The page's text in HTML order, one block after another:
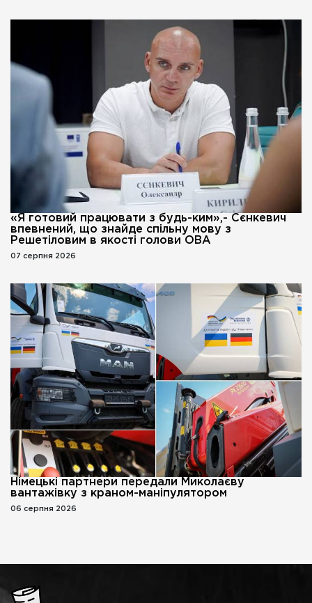
«Я готовий працювати з будь-ким»,- Сєнкевич
впевнений, що знайде спільну мову з
Решетіловим в якості голови ОВА
07 серпня 2026
Німецькі партнери передали Миколаєву
вантажівку з краном-маніпулятором
06 серпня 2026